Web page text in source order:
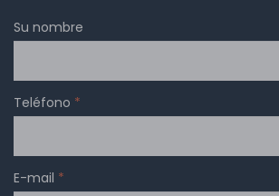
Su nombre
Teléfono *
E-mail *